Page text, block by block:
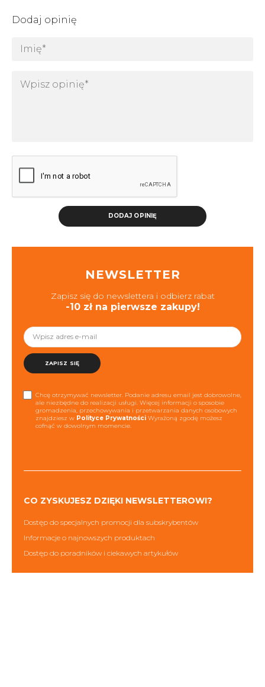
Dodaj opinię
DODAJ OPINIĘ
NEWSLETTER
Zapisz się do newslettera i odbierz rabat
-10 zł na pierwsze zakupy!
ZAPISZ SIĘ
Chcę otrzymywać newsletter. Podanie adresu email jest dobrowolne,
ale niezbędne do realizacji usługi. Więcej informacji o sposobie
gromadzenia, przechowywania i przetwarzania danych osobowych
znajdziesz w Polityce Prywatności Wyrażoną zgodę możesz
cofnąć w dowolnym momencie.
CO ZYSKUJESZ DZIĘKI NEWSLETTEROWI?
Dostęp do specjalnych promocji dla subskrybentów
Informacje o najnowszych produktach
Dostęp do poradników i ciekawych artykułów